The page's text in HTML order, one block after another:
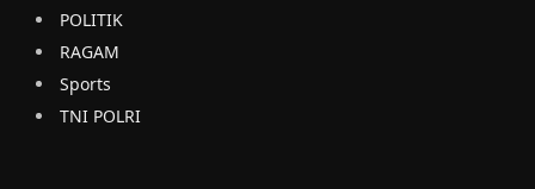
POLITIK
RAGAM
Sports
TNI POLRI